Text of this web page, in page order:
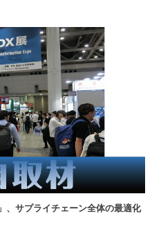
、サプライチェーン全体の最適化